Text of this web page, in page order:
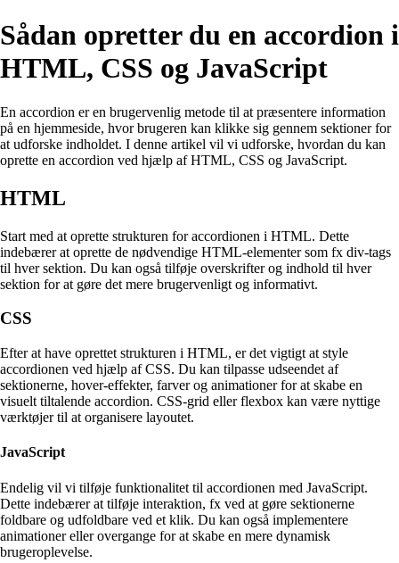
Sådan opretter du en accordion i
HTML, CSS og JavaScript
En accordion er en brugervenlig metode til at præsentere information
på en hjemmeside, hvor brugeren kan klikke sig gennem sektioner for
at udforske indholdet. I denne artikel vil vi udforske, hvordan du kan
oprette en accordion ved hjælp af HTML, CSS og JavaScript.
HTML
Start med at oprette strukturen for accordionen i HTML. Dette
indebærer at oprette de nødvendige HTML-elementer som fx div-tags
til hver sektion. Du kan også tilføje overskrifter og indhold til hver
sektion for at gøre det mere brugervenligt og informativt.
CSS
Efter at have oprettet strukturen i HTML, er det vigtigt at style
accordionen ved hjælp af CSS. Du kan tilpasse udseendet af
sektionerne, hover-effekter, farver og animationer for at skabe en
visuelt tiltalende accordion. CSS-grid eller flexbox kan være nyttige
værktøjer til at organisere layoutet.
JavaScript
Endelig vil vi tilføje funktionalitet til accordionen med JavaScript.
Dette indebærer at tilføje interaktion, fx ved at gøre sektionerne
foldbare og udfoldbare ved et klik. Du kan også implementere
animationer eller overgange for at skabe en mere dynamisk
brugeroplevelse.